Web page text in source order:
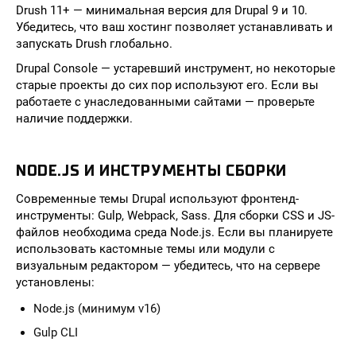
Drush 11+ — минимальная версия для Drupal 9 и 10.
Убедитесь, что ваш хостинг позволяет устанавливать и
запускать Drush глобально.
Drupal Console — устаревший инструмент, но некоторые
старые проекты до сих пор используют его. Если вы
работаете с унаследованными сайтами — проверьте
наличие поддержки.
NODE.JS И ИНСТРУМЕНТЫ СБОРКИ
Современные темы Drupal используют фронтенд-
инструменты: Gulp, Webpack, Sass. Для сборки CSS и JS-
файлов необходима среда Node.js. Если вы планируете
использовать кастомные темы или модули с
визуальным редактором — убедитесь, что на сервере
установлены:
Node.js (минимум v16)
Gulp CLI